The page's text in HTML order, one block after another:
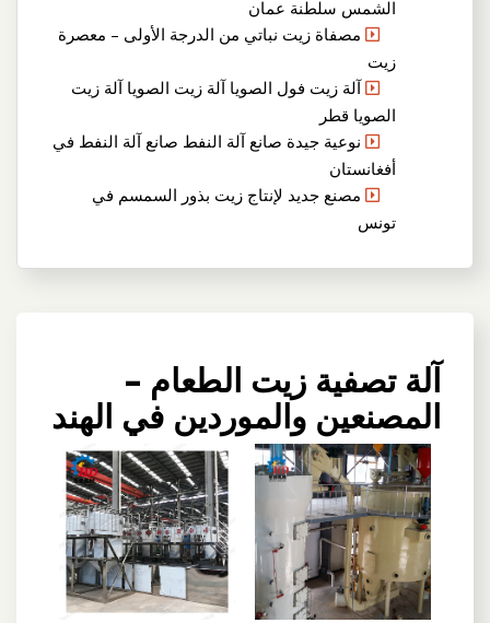
الشمس سلطنة عمان
مصفاة زيت نباتي من الدرجة الأولى – معصرة
زيت
آلة زيت فول الصويا آلة زيت الصويا آلة زيت
الصويا قطر
نوعية جيدة صانع آلة النفط صانع آلة النفط في
أفغانستان
مصنع جديد لإنتاج زيت بذور السمسم في
تونس
آلة تصفية زيت الطعام –
المصنعين والموردين في الهند